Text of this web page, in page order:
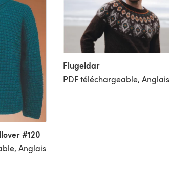
#120
Anglais
Flugeldar
PDF téléchargeable, Anglais